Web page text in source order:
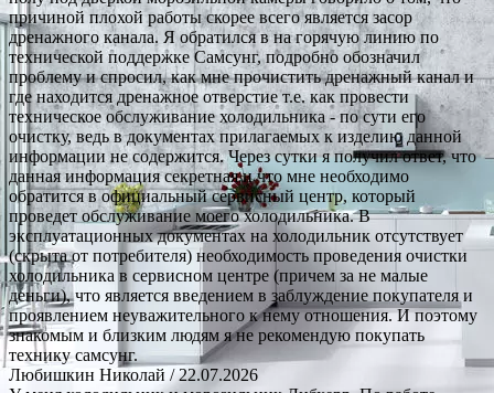
причиной плохой работы скорее всего является засор
дренажного канала. Я обратился в на горячую линию по
технической поддержке Самсунг, подробно обозначил
проблему и спросил, как мне прочистить дренажный канал и
где находится дренажное отверстие т.е. как провести
техническое обслуживание холодильника - по сути его
очистку, ведь в документах прилагаемых к изделию данной
информации не содержится. Через сутки я получил ответ, что
данная информация секретная и что мне необходимо
обратится в официальный сервисный центр, который
проведет обслуживание моего холодильника. В
эксплуатационных документах на холодильник отсутствует
(скрыта от потребителя) необходимость проведения очистки
холодильника в сервисном центре (причем за не малые
деньги), что является введением в заблуждение покупателя и
проявлением неуважительного к нему отношения. И поэтому
знакомым и близким людям я не рекомендую покупать
технику самсунг.
Любишкин Николай / 22.07.2026